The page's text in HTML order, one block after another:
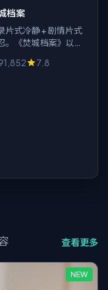
档案
片式冷静 + 剧情片式
。《焚城档案》以
的普通人如何在科幻
7.8
查看更多
NEW